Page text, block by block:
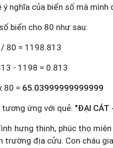
ý nghĩa của biển số mà mình
biển cho 80 như sau:
80 = 1198.813
- 1198 = 0.813
80 = 65.03999999999999
tương ứng với quẻ: "ĐẠI CÁT
hưng thịnh, phúc thọ
trường địa cửu. Con cháu